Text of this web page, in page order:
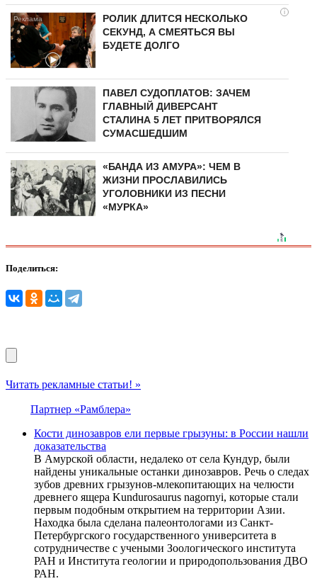
i
РОЛИК ДЛИТСЯ НЕСКОЛЬКО
СЕКУНД, А СМЕЯТЬСЯ ВЫ
БУДЕТЕ ДОЛГО
ПАВЕЛ СУДОПЛАТОВ: ЗАЧЕМ
ГЛАВНЫЙ ДИВЕРСАНТ
СТАЛИНА 5 ЛЕТ ПРИТВОРЯЛСЯ
СУМАСШЕДШИМ
«БАНДА ИЗ АМУРА»: ЧЕМ В
ЖИЗНИ ПРОСЛАВИЛИСЬ
УГОЛОВНИКИ ИЗ ПЕСНИ
«МУРКА»
Поделиться:
Читать рекламные статьи! »
Партнер «Рамблера»
Кости динозавров ели первые грызуны: в России нашли
доказательства
В Амурской области, недалеко от села Кундур, были
найдены уникальные останки динозавров. Речь о следах
зубов древних грызунов-млекопитающих на челюсти
древнего ящера Kundurosaurus nagornyi, которые стали
первым подобным открытием на территории Азии.
Находка была сделана палеонтологами из Санкт-
Петербургского государственного университета в
сотрудничестве с учеными Зоологического института
РАН и Института геологии и природопользования ДВО
РАН.